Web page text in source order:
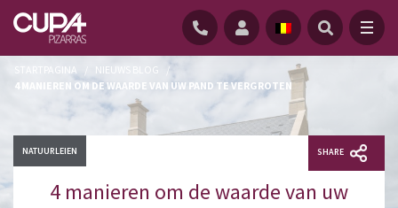
STARTPAGINA NIEUWS BLOG
/
4 MANIEREN OM DE WAARDE VAN UW PAND TE VERGROTEN
NATUURLEIEN SHARE
4 manieren om de waarde van uw